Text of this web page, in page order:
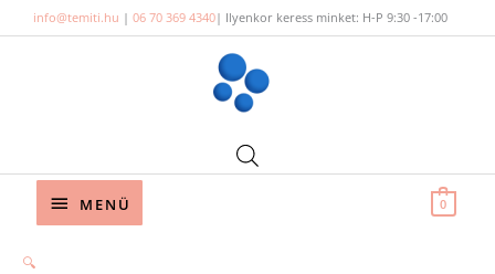
to
info@temiti.hu | 06 70 369 4340| Ilyenkor keress minket: H-P 9:30 -17:00
Below
MENÜ 0
🔍
SplashAbout